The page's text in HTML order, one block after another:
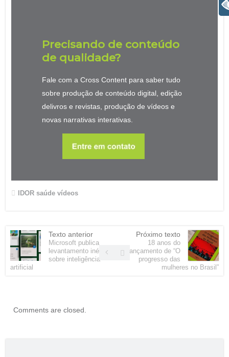
Precisando de conteúdo
de qualidade?
Fale com a Cross Content para saber tudo
sobre produção de conteúdo digital, edição
delivros e revistas, produção de vídeos e
novas narrativas interativas.
IDOR saúde vídeos
Texto anterior
Microsoft publica
levantamento inédito
sobre inteligência
artificial
Próximo texto
18 anos do
lançamento de “O
progresso das
mulheres no Brasil”
Comments are closed.